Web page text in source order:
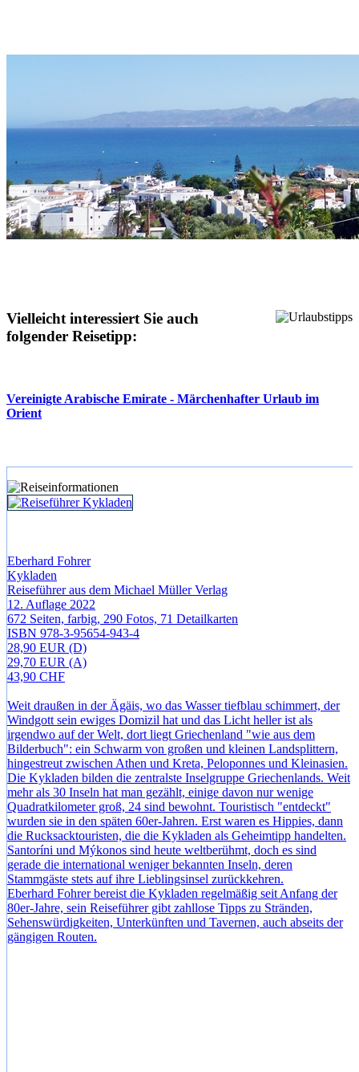
Vielleicht interessiert Sie auch
folgender Reisetipp:
Vereinigte Arabische Emirate - Märchenhafter Urlaub im
Orient
Eberhard Fohrer
Kykladen
Reiseführer aus dem Michael Müller Verlag
12. Auflage 2022
672 Seiten, farbig, 290 Fotos, 71 Detailkarten
ISBN 978-3-95654-943-4
28,90 EUR (D)
29,70 EUR (A)
43,90 CHF
Weit draußen in der Ägäis, wo das Wasser tiefblau schimmert, der
Windgott sein ewiges Domizil hat und das Licht heller ist als
irgendwo auf der Welt, dort liegt Griechenland "wie aus dem
Bilderbuch": ein Schwarm von großen und kleinen Landsplittern,
hingestreut zwischen Athen und Kreta, Peloponnes und Kleinasien.
Die Kykladen bilden die zentralste Inselgruppe Griechenlands. Weit
mehr als 30 Inseln hat man gezählt, einige davon nur wenige
Quadratkilometer groß, 24 sind bewohnt. Touristisch "entdeckt"
wurden sie in den späten 60er-Jahren. Erst waren es Hippies, dann
die Rucksacktouristen, die die Kykladen als Geheimtipp handelten.
Santoríni und Mýkonos sind heute weltberühmt, doch es sind
gerade die international weniger bekannten Inseln, deren
Stammgäste stets auf ihre Lieblingsinsel zurückkehren.
Eberhard Fohrer bereist die Kykladen regelmäßig seit Anfang der
80er-Jahre, sein Reiseführer gibt zahllose Tipps zu Stränden,
Sehenswürdigkeiten, Unterkünften und Tavernen, auch abseits der
gängigen Routen.